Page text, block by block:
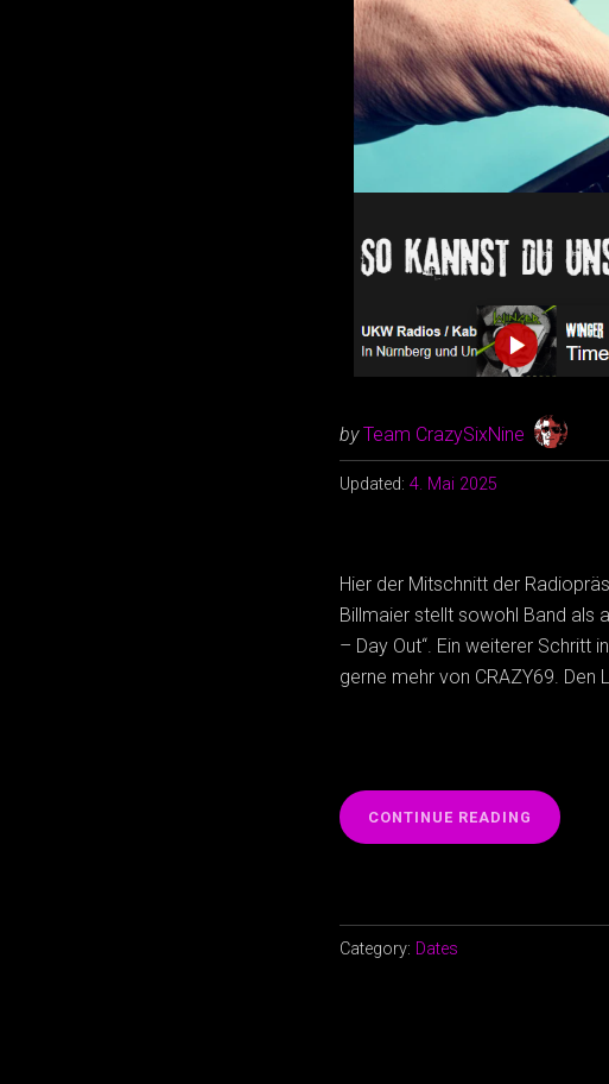
by Team CrazySixNine
Updated: 4. Mai 2025
Hier der Mitschnitt der
Billmaier stellt sowohl Band als
– Day Out“. Ein weiterer Schritt
gerne mehr von CRAZY69. Den
CONTINUE READING „CRAZY69
AUF
Category: Dates